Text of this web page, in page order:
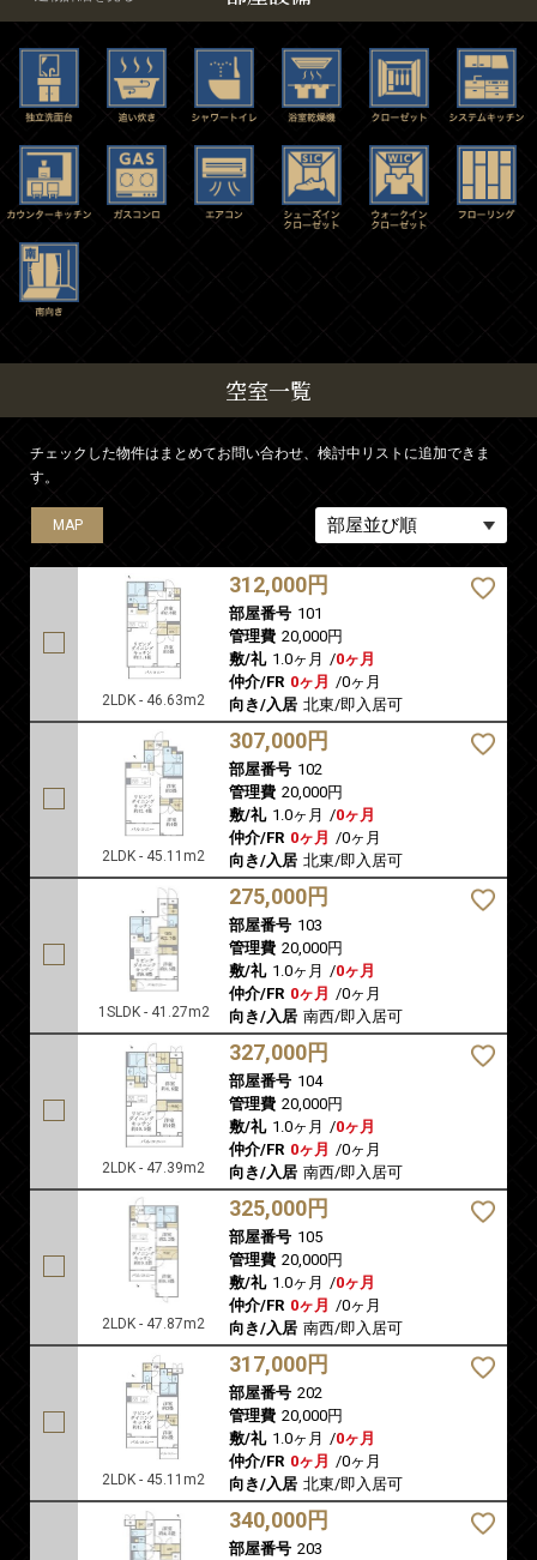
空室一覧
チェックした物件はまとめてお問い合わせ、検討中リストに追加できま
す。
MAP
2LDK - 46.63m2
312,000円
部屋番号 101
管理費 20,000円
敷/礼 1.0ヶ月 /0ヶ月
仲介/FR 0ヶ月 /0ヶ月
向き/入居 北東/即入居可
MAP
2LDK - 45.11m2
307,000円
部屋番号 102
管理費 20,000円
敷/礼 1.0ヶ月 /0ヶ月
仲介/FR 0ヶ月 /0ヶ月
向き/入居 北東/即入居可
MAP
1SLDK - 41.27m2
275,000円
部屋番号 103
管理費 20,000円
敷/礼 1.0ヶ月 /0ヶ月
仲介/FR 0ヶ月 /0ヶ月
向き/入居 南西/即入居可
MAP
2LDK - 47.39m2
327,000円
部屋番号 104
管理費 20,000円
敷/礼 1.0ヶ月 /0ヶ月
仲介/FR 0ヶ月 /0ヶ月
向き/入居 南西/即入居可
MAP
2LDK - 47.87m2
325,000円
部屋番号 105
管理費 20,000円
敷/礼 1.0ヶ月 /0ヶ月
仲介/FR 0ヶ月 /0ヶ月
向き/入居 南西/即入居可
MAP
2LDK - 45.11m2
317,000円
部屋番号 202
管理費 20,000円
敷/礼 1.0ヶ月 /0ヶ月
仲介/FR 0ヶ月 /0ヶ月
向き/入居 北東/即入居可
MAP
340,000円
部屋番号 203
MAP
MAP
MAP
MAP
MAP
MAP
MAP
MAP
MAP
MAP
MAP
MAP
MAP